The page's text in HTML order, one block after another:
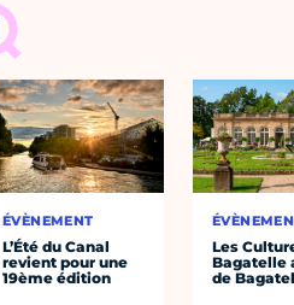
ÉVÈNEMENT
L’Été du Canal
revient pour une
19ème édition
Les
Bagatelle
de